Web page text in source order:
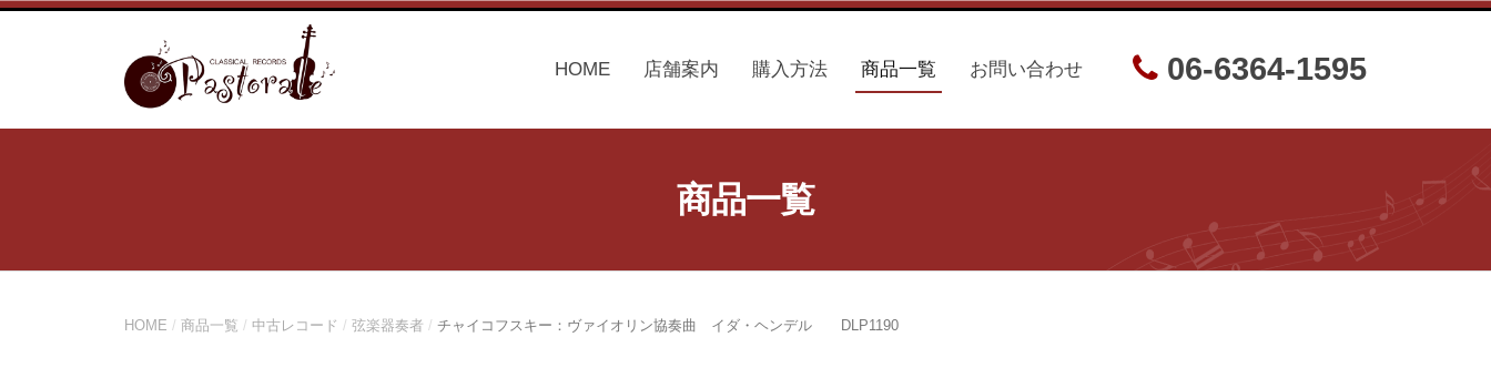
コ
HOME 店舗案内 購入方法 商品一覧 お問い合わせ 06-6364-1595
商品一覧
HOME / 商品一覧 / 中古レコード / 弦楽器奏者 / チャイコフスキー：ヴァイオリン協奏曲 イダ・ヘンデル DLP1190